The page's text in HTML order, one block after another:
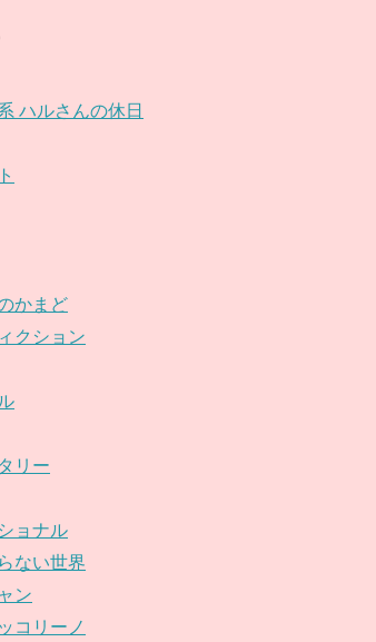
ハルさんの休日
かまど
クション
リー
ョナル
ない世界
ン
コリーノ